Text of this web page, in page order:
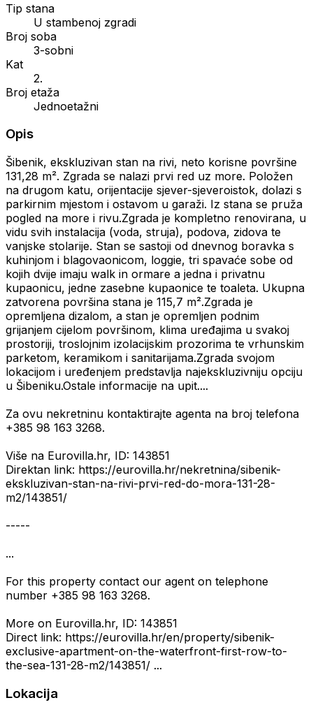
Tip stana
U stambenoj zgradi
Broj soba
3-sobni
Kat
2.
Broj etaža
Jednoetažni
Opis
Šibenik, ekskluzivan stan na rivi, neto korisne površine
131,28 m². Zgrada se nalazi prvi red uz more. Položen
na drugom katu, orijentacije sjever-sjeveroistok, dolazi s
parkirnim mjestom i ostavom u garaži. Iz stana se pruža
pogled na more i rivu.Zgrada je kompletno renovirana, u
vidu svih instalacija (voda, struja), podova, zidova te
vanjske stolarije. Stan se sastoji od dnevnog boravka s
kuhinjom i blagovaonicom, loggie, tri spavaće sobe od
kojih dvije imaju walk in ormare a jedna i privatnu
kupaonicu, jedne zasebne kupaonice te toaleta. Ukupna
zatvorena površina stana je 115,7 m².Zgrada je
opremljena dizalom, a stan je opremljen podnim
grijanjem cijelom površinom, klima uređajima u svakoj
prostoriji, troslojnim izolacijskim prozorima te vrhunskim
parketom, keramikom i sanitarijama.Zgrada svojom
lokacijom i uređenjem predstavlja najekskluzivniju opciju
u Šibeniku.Ostale informacije na upit....
Za ovu nekretninu kontaktirajte agenta na broj telefona
+385 98 163 3268.
Više na Eurovilla.hr, ID: 143851
Direktan link: https://eurovilla.hr/nekretnina/sibenik-
ekskluzivan-stan-na-rivi-prvi-red-do-mora-131-28-
m2/143851/
-----
...
For this property contact our agent on telephone
number +385 98 163 3268.
More on Eurovilla.hr, ID: 143851
Direct link: https://eurovilla.hr/en/property/sibenik-
exclusive-apartment-on-the-waterfront-first-row-to-
the-sea-131-28-m2/143851/ ...
Lokacija